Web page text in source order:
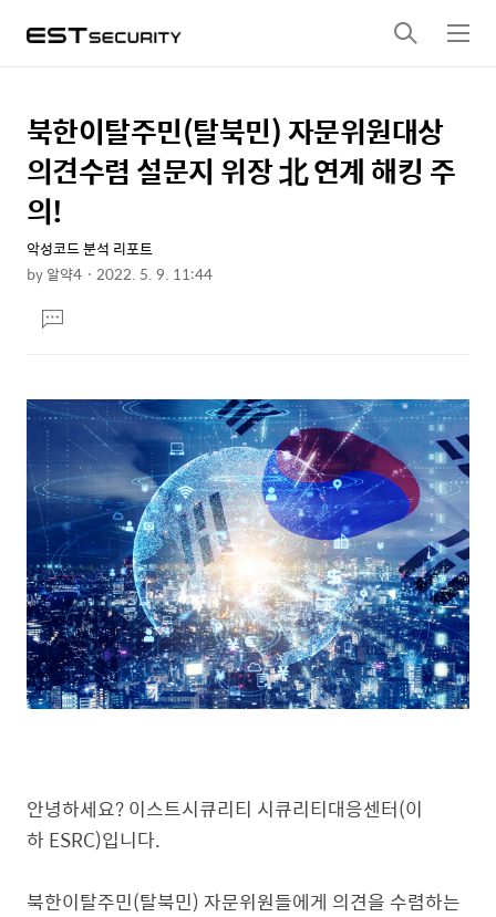
검
색
메
뉴
상
세
컨
텐
츠
본
제
목
북한이탈주민(탈북민) 자문위원대상
의견수렴 설문지 위장 北 연계 해킹 주
의!
악성코드 분석 리포트
by알약4 2022. 5. 9. 11:44
문댓
글
안녕하세요? 이스트시큐리티 시큐리티대응센터(이
하 ESRC)입니다.
북한이탈주민(탈북민) 자문위원들에게 의견을 수렴하는